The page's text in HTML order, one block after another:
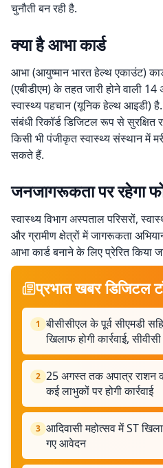
चुनौती बन रही है.
क्या है आभा कार्ड
आभा (आयुष्मान भारत हेल्थ एकाउंट)
(एबीडीएम) के तहत जारी होने वाली
स्वास्थ्य पहचान (यूनिक हेल्थ आइडी)
संबंधी रिकॉर्ड डिजिटल रूप से
किसी भी पंजीकृत स्वास्थ्य संस्थान में
सकते हैं.
जनजागरूकता पर रहेगा
स्वास्थ्य विभाग अस्पताल परिसरों,
और ग्रामीण क्षेत्रों में जागरूकता
आभा कार्ड बनाने के लिए प्रेरित किया
प्रभात खबर डिजिटल
1 बीसीसीएल के पूर्व सीएमडी
खिलाफ होगी कार्रवाई,
2 25 अगस्त तक अपात्र राशन
कई लाभुकों पर होगी कार्रवाई
3 आदिवासी महोत्सव में ST
गए आवेदन